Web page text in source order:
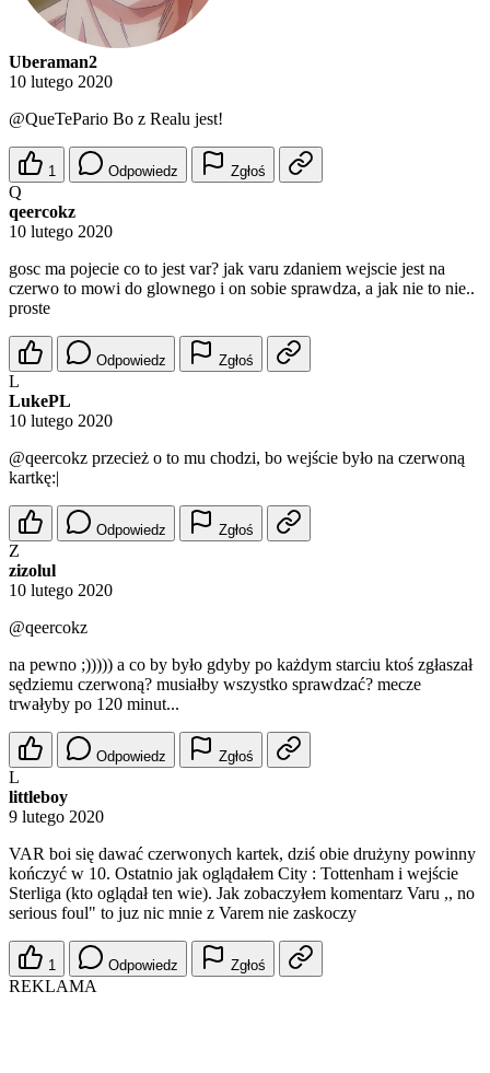
Uberaman2
10 lutego 2020
@QueTePario Bo z Realu jest!
1 Odpowiedz Zgłoś
Q
qeercokz
10 lutego 2020
gosc ma pojecie co to jest var? jak varu zdaniem wejscie jest na
czerwo to mowi do glownego i on sobie sprawdza, a jak nie to nie..
proste
Odpowiedz Zgłoś
L
LukePL
10 lutego 2020
@qeercokz przecież o to mu chodzi, bo wejście było na czerwoną
kartkę:|
Odpowiedz Zgłoś
Z
zizolul
10 lutego 2020
@qeercokz
na pewno ;))))) a co by było gdyby po każdym starciu ktoś zgłaszał
sędziemu czerwoną? musiałby wszystko sprawdzać? mecze
trwałyby po 120 minut...
Odpowiedz Zgłoś
L
littleboy
9 lutego 2020
VAR boi się dawać czerwonych kartek, dziś obie drużyny powinny
kończyć w 10. Ostatnio jak oglądałem City : Tottenham i wejście
Sterliga (kto oglądał ten wie). Jak zobaczyłem komentarz Varu ,, no
serious foul" to juz nic mnie z Varem nie zaskoczy
1 Odpowiedz Zgłoś
REKLAMA